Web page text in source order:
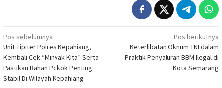
Navigasi
pos
Pos sebelumnya
Unit Tipiter Polres Kepahiang,
Kembali Cek “Minyak Kita” Serta
Pastikan Bahan Pokok Penting
Stabil Di Wilayah Kepahiang
Pos berikutnya
Keterlibatan Oknum TNI dalam
Praktik Penyaluran BBM Ilegal di
Kota Semarang